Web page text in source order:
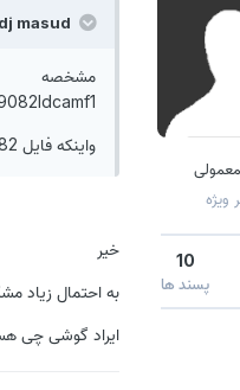
معمولی
ویژه
10
پسند ها
مشخصه
واینکه فایل 9082 میشه روش زد؟؟؟
خیر
به احتمال زیاد
ایراد گوشی چی